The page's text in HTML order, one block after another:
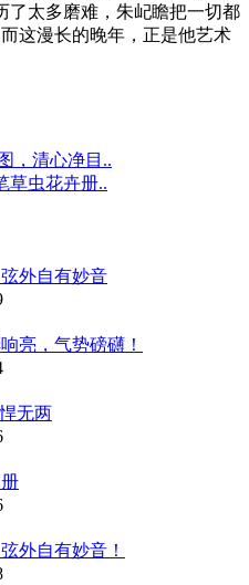
了太多磨难，朱屺瞻把一切都
这漫长的晚年，正是他艺术
，清心净目..
草虫花卉册..
外自有妙音
亮，气势磅礴！
无两
外自有妙音！